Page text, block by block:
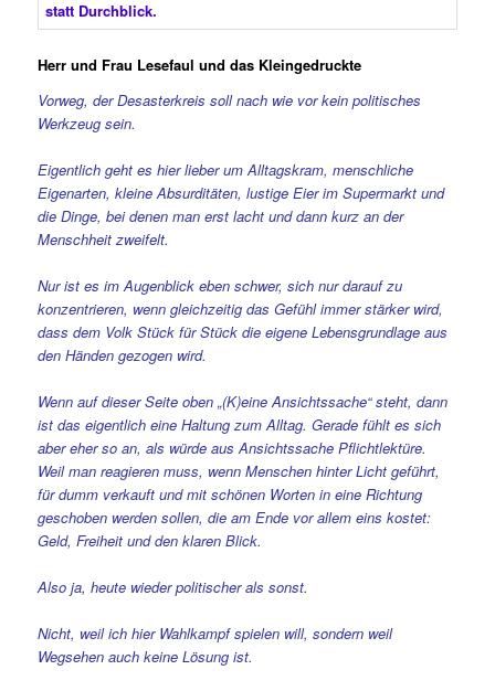
Herr und Frau Lesefaul und das Kleingedruckte
Vorweg, der Desasterkreis soll nach wie vor kein politisches
Werkzeug sein.
Eigentlich geht es hier lieber um Alltagskram, menschliche
Eigenarten, kleine Absurditäten, lustige Eier im Supermarkt und
die Dinge, bei denen man erst lacht und dann kurz an der
Menschheit zweifelt.
Nur ist es im Augenblick eben schwer, sich nur darauf zu
konzentrieren, wenn gleichzeitig das Gefühl immer stärker wird,
dass dem Volk Stück für Stück die eigene Lebensgrundlage aus
den Händen gezogen wird.
Wenn auf dieser Seite oben „(K)eine Ansichtssache“ steht, dann
ist das eigentlich eine Haltung zum Alltag. Gerade fühlt es sich
aber eher so an, als würde aus Ansichtssache Pflichtlektüre.
Weil man reagieren muss, wenn Menschen hinter Licht geführt,
für dumm verkauft und mit schönen Worten in eine Richtung
geschoben werden sollen, die am Ende vor allem eins kostet:
Geld, Freiheit und den klaren Blick.
Also ja, heute wieder politischer als sonst.
Nicht, weil ich hier Wahlkampf spielen will, sondern weil
Wegsehen auch keine Lösung ist.